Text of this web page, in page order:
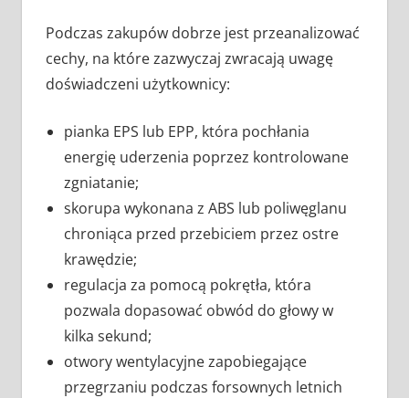
Podczas zakupów dobrze jest przeanalizować
cechy, na które zazwyczaj zwracają uwagę
doświadczeni użytkownicy:
pianka EPS lub EPP, która pochłania
energię uderzenia poprzez kontrolowane
zgniatanie;
skorupa wykonana z ABS lub poliwęglanu
chroniąca przed przebiciem przez ostre
krawędzie;
regulacja za pomocą pokrętła, która
pozwala dopasować obwód do głowy w
kilka sekund;
otwory wentylacyjne zapobiegające
przegrzaniu podczas forsownych letnich